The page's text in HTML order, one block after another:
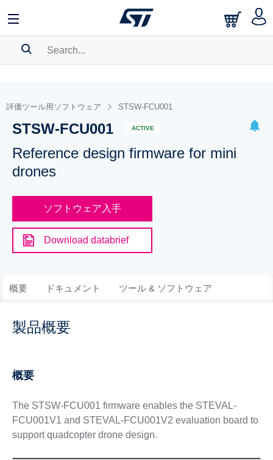
BOOKMARK
Pleaselog into show your saved searches.
評価ツール用ソフトウェア STSW-FCU001
STSW-FCU001 ACTIVE
Reference design firmware for mini
drones
ソフトウェア入手
Download databrief
概要 ドキュメント ツール & ソフトウェア
製品概要
概要
The STSW-FCU001 firmware enables the STEVAL-
FCU001V1 and STEVAL-FCU001V2 evaluation board to
support quadcopter drone design.